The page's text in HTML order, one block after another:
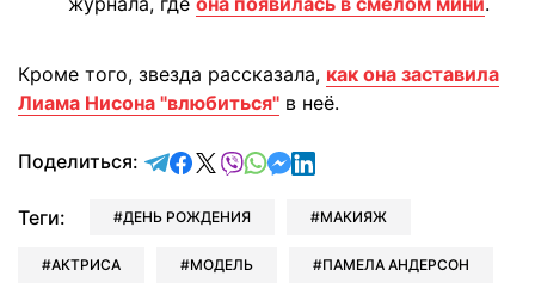
Кроме того, звезда рассказала, как она заставила
Лиама Нисона "влюбиться" в неё.
Поделиться: отправить в Telegram
поделиться в Facebook
поделиться в X
отправить в Viber
отправить в Whatsapp
отправить в Messenger
отправить в LinkedIn
Теги: ДЕНЬ РОЖДЕНИЯ МАКИЯЖ
АКТРИСА МОДЕЛЬ ПАМЕЛА АНДЕРСОН